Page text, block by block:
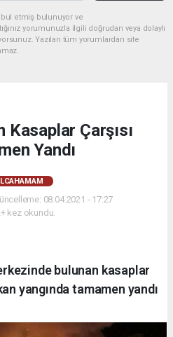
etmiş bulunuyor ve
yorumunuzla ilgili doğrudan veya dolaylı
Yazılan tüm yorumlardan site
Kasaplar Çarşısı
Yandı
08.04.2021 - 17:27
kez okundu.
bulunan kasaplar
yangında tamamen yandı